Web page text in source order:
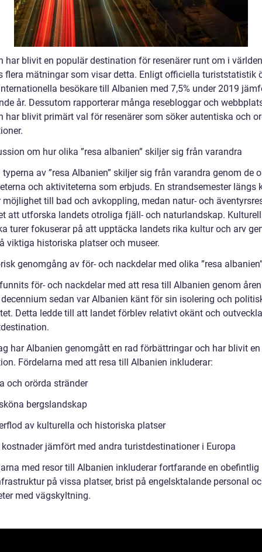
har blivit en populär destination för resenärer runt om i
flera mätningar som visar detta. Enligt officiella turiststatistik
besökare till Albanien med 7,5% under 2019
år. Dessutom rapporterar många resebloggar och
har blivit primärt val för resenärer som söker autentiska och
om hur olika ”resa albanien” skiljer sig från varandra
typerna av ”resa Albanien” skiljer sig från varandra genom de
och aktiviteterna som erbjuds. En strandsemester längs
möjlighet till bad och avkoppling, medan natur- och
att utforska landets otroliga fjäll- och naturlandskap.
turer fokuserar på att upptäcka landets rika kultur och arv
viktiga historiska platser och museer.
genomgång av för- och nackdelar med olika ”resa
för- och nackdelar med att resa till Albanien genom
sedan var Albanien känt för sin isolering och
Detta ledde till att landet förblev relativt okänt och
har Albanien genomgått en rad förbättringar och har blivit
Fördelarna med att resa till Albanien inkluderar:
och orörda stränder
bergslandskap
av kulturella och historiska platser
jämfört med andra turistdestinationer i Europa
med resor till Albanien inkluderar fortfarande en obefintlig
på vissa platser, brist på engelsktalande personal
med vägskyltning.